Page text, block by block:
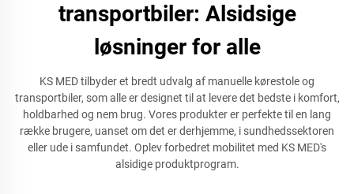
transportbiler: Alsidsige
løsninger for alle
KS MED tilbyder et bredt udvalg af manuelle kørestole og
transportbiler, som alle er designet til at levere det bedste i komfort,
holdbarhed og nem brug. Vores produkter er perfekte til en lang
række brugere, uanset om det er derhjemme, i sundhedssektoren
eller ude i samfundet. Oplev forbedret mobilitet med KS MED's
alsidige produktprogram.